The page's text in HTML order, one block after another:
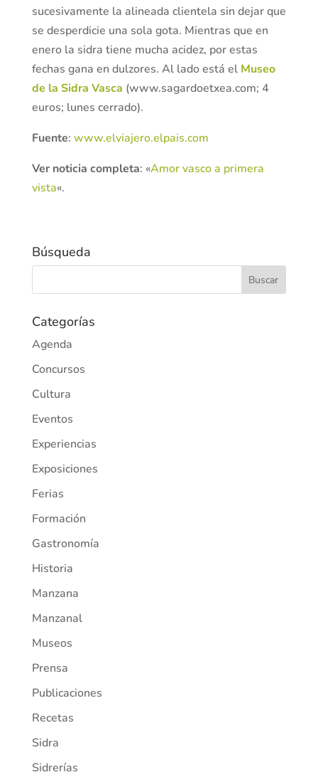
sucesivamente la alineada clientela sin dejar que
se desperdicie una sola gota. Mientras que en
enero la sidra tiene mucha acidez, por estas
fechas gana en dulzores. Al lado está el Museo
de la Sidra Vasca (www.sagardoetxea.com; 4
euros; lunes cerrado).
Fuente: www.elviajero.elpais.com
Ver noticia completa: «Amor vasco a primera
vista«.
Búsqueda
Categorías
Agenda
Concursos
Cultura
Eventos
Experiencias
Exposiciones
Ferias
Formación
Gastronomía
Historia
Manzana
Manzanal
Museos
Prensa
Publicaciones
Recetas
Sidra
Sidrerías